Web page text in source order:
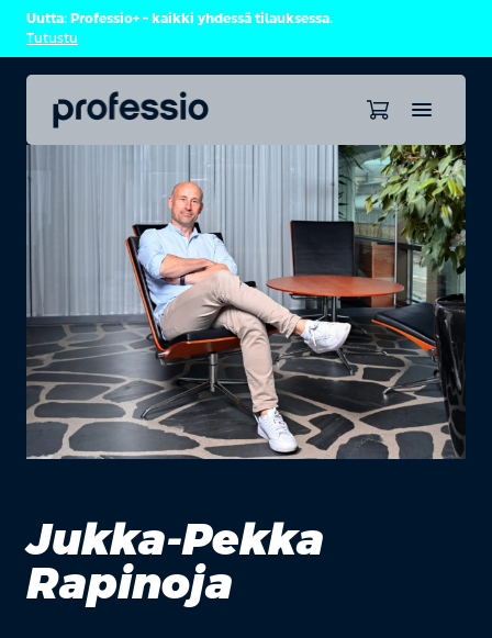
Uutta: Professio+ – kaikki yhdessä tilauksessa.
Tutustu
Jukka-Pekka
Rapinoja